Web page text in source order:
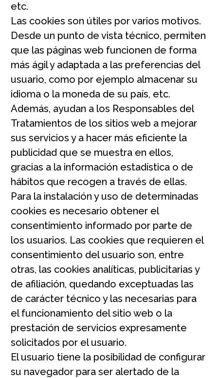
etc.
Las cookies son útiles por varios motivos.
Desde un punto de vista técnico, permiten
que las páginas web funcionen de forma
más ágil y adaptada a las preferencias del
usuario, como por ejemplo almacenar su
idioma o la moneda de su país, etc.
Además, ayudan a los Responsables del
Tratamientos de los sitios web a mejorar
sus servicios y a hacer más eficiente la
publicidad que se muestra en ellos,
gracias a la información estadística o de
hábitos que recogen a través de ellas.
Para la instalación y uso de determinadas
cookies es necesario obtener el
consentimiento informado por parte de
los usuarios. Las cookies que requieren el
consentimiento del usuario son, entre
otras, las cookies analíticas, publicitarias y
de afiliación, quedando exceptuadas las
de carácter técnico y las necesarias para
el funcionamiento del sitio web o la
prestación de servicios expresamente
solicitados por el usuario.
El usuario tiene la posibilidad de configurar
su navegador para ser alertado de la